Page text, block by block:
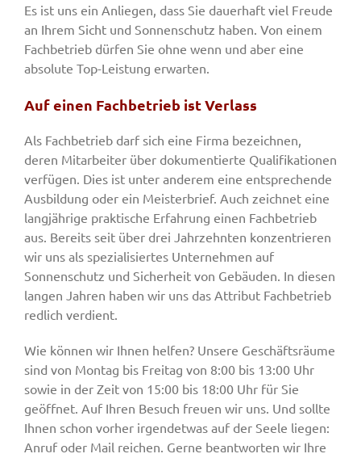
Es ist uns ein Anliegen, dass Sie dauerhaft viel Freude
an Ihrem Sicht und Sonnenschutz haben. Von einem
Fachbetrieb dürfen Sie ohne wenn und aber eine
absolute Top-Leistung erwarten.
Auf einen Fachbetrieb ist Verlass
Als Fachbetrieb darf sich eine Firma bezeichnen,
deren Mitarbeiter über dokumentierte Qualifikationen
verfügen. Dies ist unter anderem eine entsprechende
Ausbildung oder ein Meisterbrief. Auch zeichnet eine
langjährige praktische Erfahrung einen Fachbetrieb
aus. Bereits seit über drei Jahrzehnten konzentrieren
wir uns als spezialisiertes Unternehmen auf
Sonnenschutz und Sicherheit von Gebäuden. In diesen
langen Jahren haben wir uns das Attribut Fachbetrieb
redlich verdient.
Wie können wir Ihnen helfen? Unsere Geschäftsräume
sind von Montag bis Freitag von 8:00 bis 13:00 Uhr
sowie in der Zeit von 15:00 bis 18:00 Uhr für Sie
geöffnet. Auf Ihren Besuch freuen wir uns. Und sollte
Ihnen schon vorher irgendetwas auf der Seele liegen:
Anruf oder Mail reichen. Gerne beantworten wir Ihre